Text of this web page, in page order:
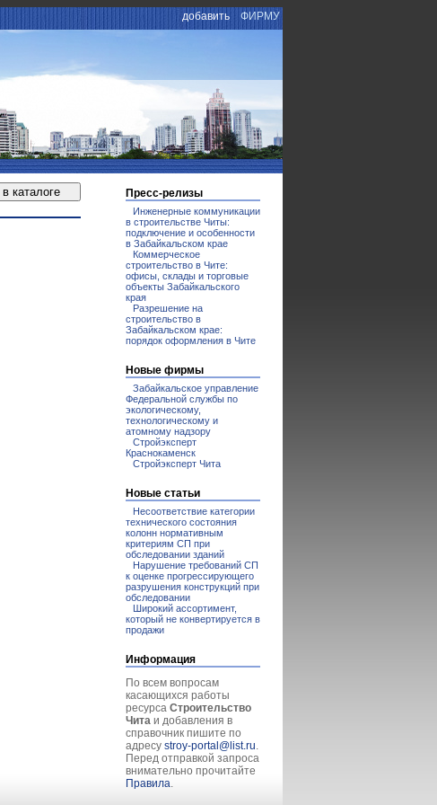
добавить ФИРМУ
Пресс-релизы
Инженерные коммуникации
в строительстве Читы:
подключение и особенности
в Забайкальском крае
Коммерческое
строительство в Чите:
офисы, склады и торговые
объекты Забайкальского
края
Разрешение на
строительство в
Забайкальском крае:
порядок оформления в Чите
Новые фирмы
Забайкальское управление
Федеральной службы по
экологическому,
технологическому и
атомному надзору
Стройэксперт
Краснокаменск
Стройэксперт Чита
Новые статьи
Несоответствие категории
технического состояния
колонн нормативным
критериям СП при
обследовании зданий
Нарушение требований СП
к оценке прогрессирующего
разрушения конструкций при
обследовании
Широкий ассортимент,
который не конвертируется в
продажи
Информация
По всем вопросам
касающихся работы
ресурса Строительство
Чита и добавления в
справочник пишите по
адресу stroy-portal@list.ru.
Перед отправкой запроса
внимательно прочитайте
Правила.